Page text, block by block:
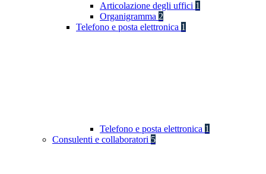
Articolazione degli uffici 1
Organigramma 2
Telefono e posta elettronica 1
Telefono e posta elettronica 1
Consulenti e collaboratori 5